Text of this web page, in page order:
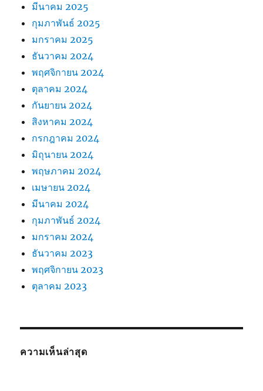
มีนาคม 2025
กุมภาพันธ์ 2025
มกราคม 2025
ธันวาคม 2024
พฤศจิกายน 2024
ตุลาคม 2024
กันยายน 2024
สิงหาคม 2024
กรกฎาคม 2024
มิถุนายน 2024
พฤษภาคม 2024
เมษายน 2024
มีนาคม 2024
กุมภาพันธ์ 2024
มกราคม 2024
ธันวาคม 2023
พฤศจิกายน 2023
ตุลาคม 2023
ความเห็นล่าสุด